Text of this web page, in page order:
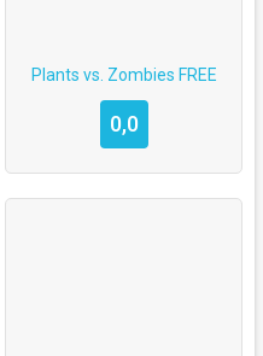
Plants vs. Zombies FREE
0,0